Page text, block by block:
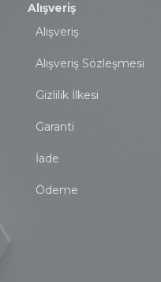
Alışveriş
Alışveriş
Alışveriş Sözleşmesi
Gizlilik İlkesi
Garanti
İade
Ödeme